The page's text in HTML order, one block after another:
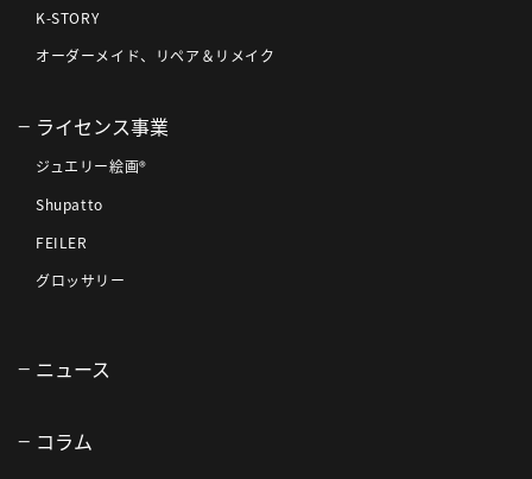
K-STORY
オーダーメイド、リペア＆リメイク
ライセンス事業
ジュエリー絵画®
Shupatto
FEILER
グロッサリー
ニュース
コラム